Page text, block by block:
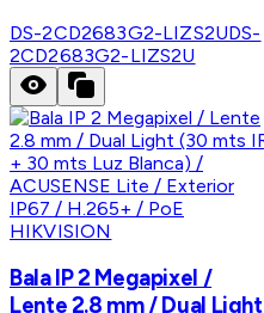
DS-2CD2683G2-LIZS2UDS-
2CD2683G2-LIZS2U
HIKVISION
Bala IP 2 Megapixel /
Lente 2.8 mm / Dual Light